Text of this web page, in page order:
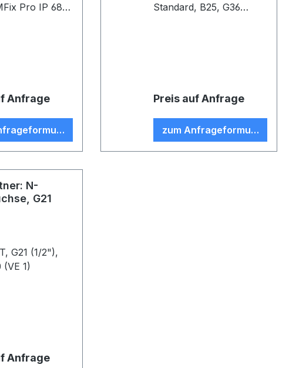
Pro IP 68,
Anfrage
Standard, B25, G36
Preis auf Anfrage
zum Anfrageformular
N-
G21
G21 (1/2"),
(VE 1)
Anfrage